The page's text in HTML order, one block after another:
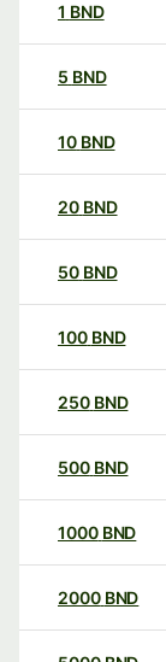
1 BND
5 BND
10 BND
20 BND
50 BND
100 BND
250 BND
500 BND
1000 BND
2000 BND